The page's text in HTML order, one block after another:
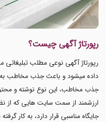
رپورتاژ آگهی چیست؟
رپورتاژ آگهی نوعی مطلب تبلیغاتی
داده میشود و باعث جذب مخاطب
جذب مخاطب، این نوع نوشته و
ارزشمند از سمت سایت هایی که از
جایگاه مناسبی قرار دارد، به کار